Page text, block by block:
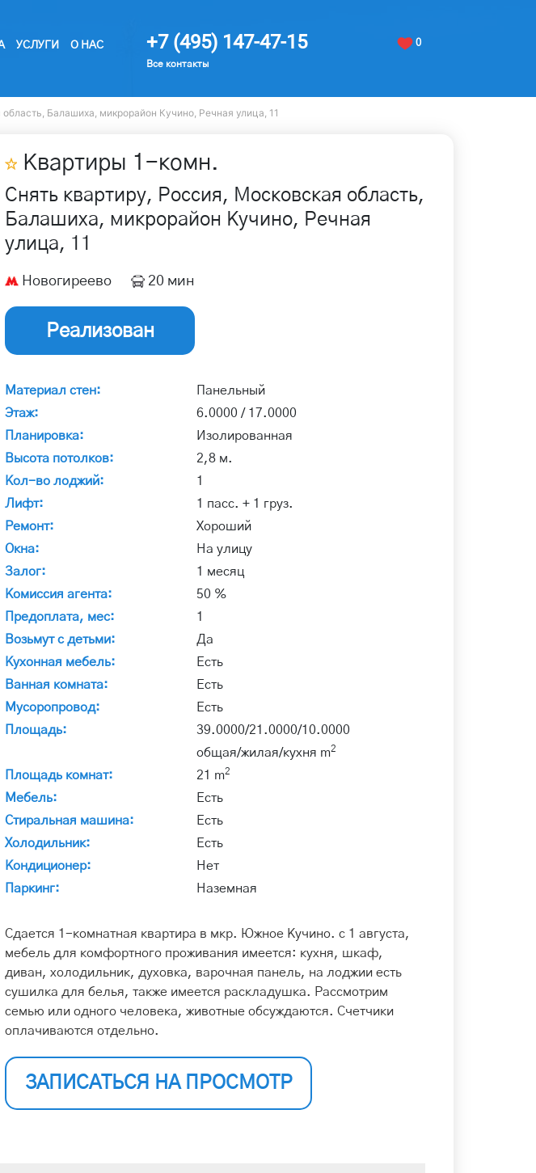
УСЛУГИ О НАС +7 (495) 147-47-15
Все контакты
0
Балашиха, микрорайон Кучино, Речная улица, 11
Квартиры 1 -комн.
Снять квартиру, Россия, Московская область,
Балашиха, микрорайон Кучино, Речная
улица, 11
Новогиреево 20 мин
Реализован
Материал стен:
Панельный
Этаж:
6.0000 / 17.0000
Планировка:
Изолированная
Высота потолков:
2,8 м.
Кол-во лоджий:
1
Лифт:
1 пасс. + 1 груз.
Ремонт:
Хороший
Окна:
На улицу
Залог:
1 месяц
Комиссия агента:
50 %
Предоплата, мес:
1
Возьмут с детьми:
Да
Кухонная мебель:
Есть
Ванная комната:
Есть
Мусоропровод:
Есть
Площадь:
39.0000/21.0000/10.0000
общая/жилая/кухня m2
Площадь комнат: 21 m2
Мебель:
Есть
Стиральная машина:
Есть
Холодильник:
Есть
Кондиционер:
Нет
Паркинг:
Наземная
Сдается 1-комнатная квартира в мкр. Южное Кучино. c 1 августа,
мебель для комфортного проживания имеется: кухня, шкаф,
диван, холодильник, духовка, варочная панель, на лоджии есть
сушилка для белья, также имеется раскладушка. Рассмотрим
семью или одного человека, животные обсуждаются. Счетчики
оплачиваются отдельно.
ЗАПИСАТЬСЯ НА ПРОСМОТР